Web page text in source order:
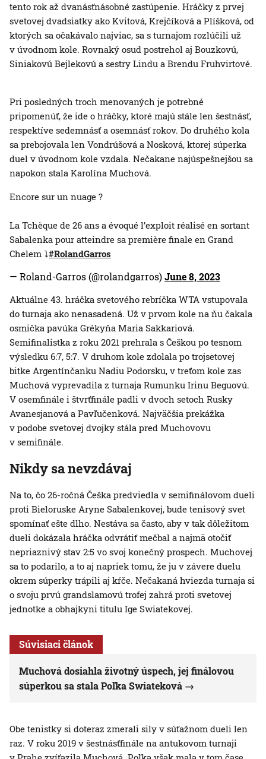
tento rok až dvanásťnásobné zastúpenie. Hráčky z prvej
svetovej dvadsiatky ako Kvitová, Krejčíková a Plíšková, od
ktorých sa očakávalo najviac, sa s turnajom rozlúčili už
v úvodnom kole. Rovnaký osud postrehol aj Bouzkovú,
Siniakovú Bejlekovú a sestry Lindu a Brendu Fruhvirtové.
Pri posledných troch menovaných je potrebné
pripomenúť, že ide o hráčky, ktoré majú stále len šestnásť,
respektíve sedemnásť a osemnásť rokov. Do druhého kola
sa prebojovala len Vondrúšová a Nosková, ktorej súperka
duel v úvodnom kole vzdala. Nečakane najúspešnejšou sa
napokon stala Karolína Muchová.
Encore sur un nuage ?️
La Tchèque de 26 ans a évoqué l’exploit réalisé en sortant
Sabalenka pour atteindre sa première finale en Grand
Chelem ⤵️#RolandGarros
— Roland-Garros (@rolandgarros)June 8, 2023
Aktuálne 43. hráčka svetového rebríčka WTA vstupovala
do turnaja ako nenasadená. Už v prvom kole na ňu čakala
osmička pavúka Grékyňa Maria Sakkariová.
Semifinalistka z roku 2021 prehrala s Češkou po tesnom
výsledku 6:7, 5:7. V druhom kole zdolala po trojsetovej
bitke Argentínčanku Nadiu Podorsku, v treťom kole zas
Muchová vyprevadila z turnaja Rumunku Irinu Beguovú.
V osemfinále i štvrťfinále padli v dvoch setoch Rusky
Avanesjanová a Pavľučenková. Najväčšia prekážka
v podobe svetovej dvojky stála pred Muchovovu
v semifinále.
Nikdy sa nevzdávaj
Na to, čo 26-ročná Češka predviedla v semifinálovom dueli
proti Bieloruske Aryne Sabalenkovej, bude tenisový svet
spomínať ešte dlho. Nestáva sa často, aby v tak dôležitom
dueli dokázala hráčka odvrátiť mečbal a najmä otočiť
nepriaznivý stav 2:5 vo svoj konečný prospech. Muchovej
sa to podarilo, a to aj napriek tomu, že ju v závere duelu
okrem súperky trápili aj kŕče. Nečakaná hviezda turnaja si
o svoju prvú grandslamovú trofej zahrá proti svetovej
jednotke a obhajkyni titulu Ige Swiatekovej.
Súvisiaci článok
Muchová dosiahla životný úspech, jej finálovou
súperkou sa stala Poľka Swiateková
Obe tenistky si doteraz zmerali sily v súťažnom dueli len
raz. V roku 2019 v šestnásťfinále na antukovom turnaji